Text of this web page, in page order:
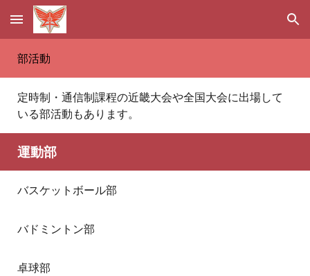
Skip to main content Skip to navigation
部活動
定時制・通信制課程の近畿大会や全国大会に出場して
いる部活動もあります。
運動部
バスケットボール部
バドミントン部
卓球部